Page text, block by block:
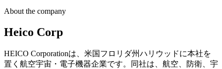
About the company
Heico Corp
HEICO Corporationは、米国フロリダ州ハリウッドに本社を
置く航空宇宙・電子機器企業です。同社は、航空、防衛、宇